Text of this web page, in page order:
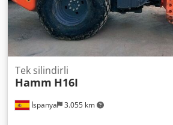
İspanya 3.055 km
Tek silindirli
Hamm H16I